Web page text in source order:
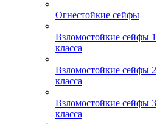
Огнестойкие сейфы
Взломостойкие сейфы 1
класса
Взломостойкие сейфы 2
класса
Взломостойкие сейфы 3
класса